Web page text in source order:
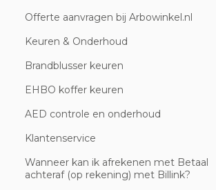
Offerte aanvragen bij Arbowinkel.nl
Keuren & Onderhoud
Brandblusser keuren
EHBO koffer keuren
AED controle en onderhoud
Klantenservice
Wanneer kan ik afrekenen met Betaal
achteraf (op rekening) met Billink?